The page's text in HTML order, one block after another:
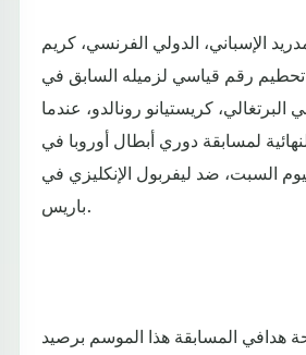
الإسباني، الدولي الفرنسي، كريم
رقم قياسي لزميله السابق في
البرتغالي، كريستيانو رونالدو، عندما
لمسابقة دوري أبطال أوروبا في
السبت، ضد ليفربول الإنكليزي في
باريس.
هدافي المسابقة هذا الموسم برصيد